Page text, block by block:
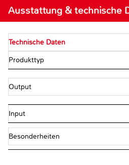
Ausstattung & technische
Technische Daten
Produkttyp
Output
Input
Besonderheiten